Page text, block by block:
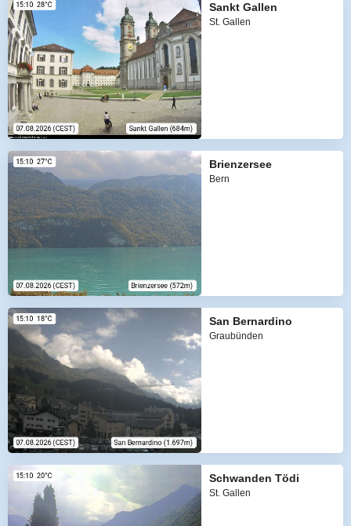
Sankt Gallen
St. Gallen
Brienzersee
Bern
San Bernardino
Graubünden
Schwanden Tödi
St. Gallen